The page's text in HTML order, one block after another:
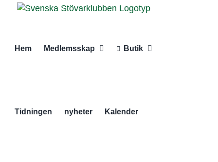
Fortsätt
Hem Medlemsskap Butik
Tidningen nyheter Kalender